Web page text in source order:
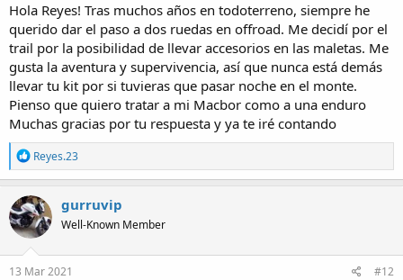
Hola Reyes! Tras muchos años en todoterreno, siempre he
querido dar el paso a dos ruedas en offroad. Me decidí por el
trail por la posibilidad de llevar accesorios en las maletas. Me
gusta la aventura y supervivencia, así que nunca está demás
llevar tu kit por si tuvieras que pasar noche en el monte.
Pienso que quiero tratar a mi Macbor como a una enduro
Muchas gracias por tu respuesta y ya te iré contando
R
e
a
c
t
i
o
n
s
Reyes.23
gurruvip
Well-Known Member
13 Mar 2021 #12